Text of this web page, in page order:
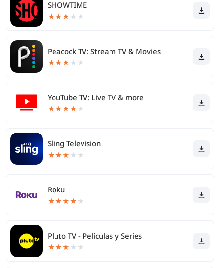
SHOWTIME
★★★ ★ ★
Peacock TV: Stream TV & Movies
★★★ ★ ★
YouTube TV: Live TV & more
★★★★ ★
Sling Television
★★★ ★ ★
Roku
★★★★ ★
Pluto TV - Películas y Series
★★★ ★ ★